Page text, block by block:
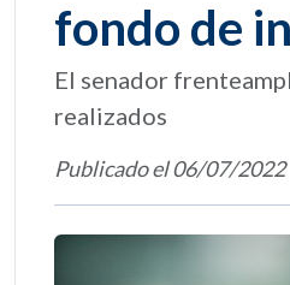
fondo de
El senador
realizados
Publicado el 06/07/2022